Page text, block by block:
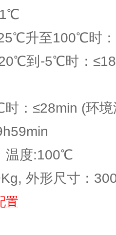
升至100℃时
到-5℃时：
：≤28min (环
温度:100℃
外形尺寸：
置